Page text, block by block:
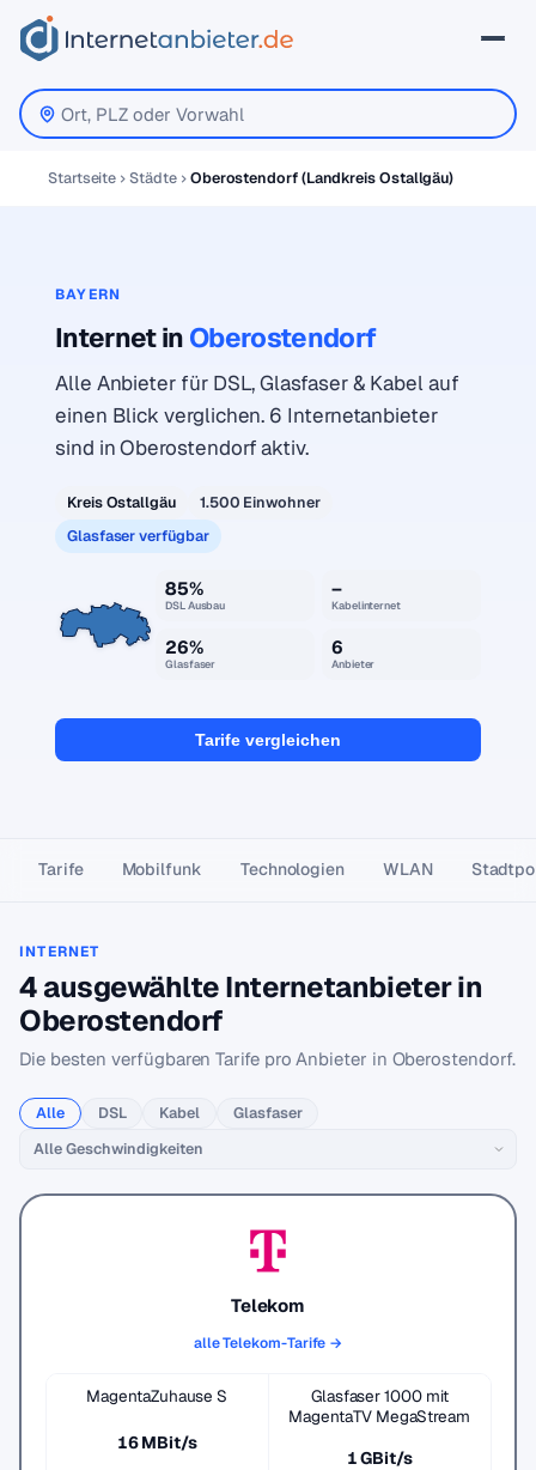
Startseite Städte Oberostendorf (Landkreis Ostallgäu)
BAYERN
Internet in Oberostendorf
Alle Anbieter für DSL, Glasfaser & Kabel auf
einen Blick verglichen. 6 Internetanbieter
sind in Oberostendorf aktiv.
Kreis Ostallgäu
1.500 Einwohner
Glasfaser verfügbar
85%
DSL Ausbau
–
Kabelinternet
26%
Glasfaser
6
Anbieter
Tarife vergleichen
Tarife Mobilfunk Technologien WLAN
INTERNET
4 ausgewählte Internetanbieter in
Oberostendorf
Die besten verfügbaren Tarife pro Anbieter in Oberostendorf.
Alle DSL Kabel Glasfaser
Telekom
alle Telekom-Tarife →
MagentaZuhause S
16 MBit/s
Glasfaser 1000 mit
MagentaTV MegaStream
1 GBit/s